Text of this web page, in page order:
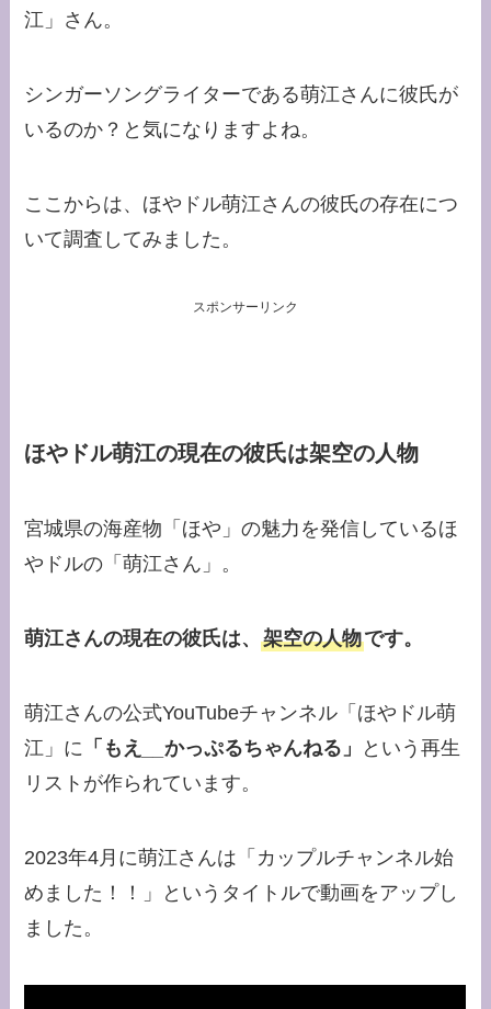
江」さん。
シンガーソングライターである萌江さんに彼氏が
いるのか？と気になりますよね。
ここからは、ほやドル萌江さんの彼氏の存在につ
いて調査してみました。
スポンサーリンク
ほやドル萌江の現在の彼氏は架空の人物
宮城県の海産物「ほや」の魅力を発信しているほ
やドルの「萌江さん」。
萌江さんの現在の彼氏は、架空の人物です。
萌江さんの公式YouTubeチャンネル「ほやドル萌
江」に 「もえ __かっぷるちゃんねる」
という再生
リストが作られています。
2023年4月に萌江さんは「カップルチャンネル始
めました！！」というタイトルで動画をアップし
ました。